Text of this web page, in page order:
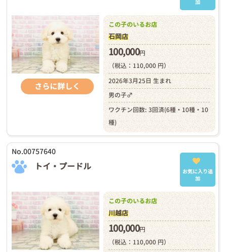
加
さらに詳しく
この子のいるお店
石岡店
100,000円
（税込：110,000 円）
2026年3月25日 生まれ
男の子♂
ワクチン回数: 3回済(6種・10種・10
種)
No.00757640
トイ・プードル
お気に入り追
加
この子のいるお店
川越店
100,000円
（税込：110,000 円）